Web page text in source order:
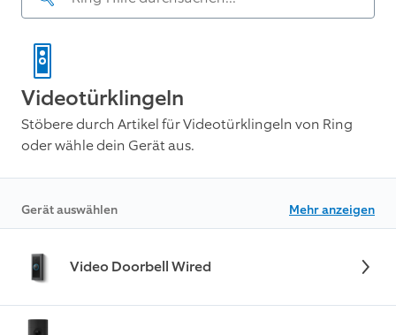
Videotürklingeln
Stöbere durch Artikel für Videotürklingeln von Ring
oder wähle dein Gerät aus.
Gerät auswählen Mehr anzeigen
Video Doorbell Wired